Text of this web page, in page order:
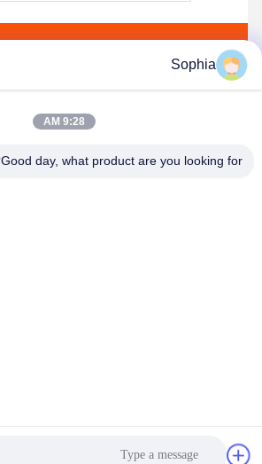
منتجات مماثلة
Sophia
9:28 AM
Good day, what product are you looking for?